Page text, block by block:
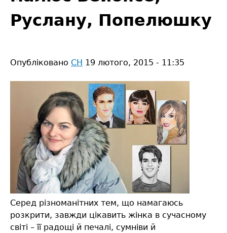
Руслану, Попелюшку
Опубліковано СН 19 лютого, 2015 - 11:35
Серед різноманітних тем, що намагаюсь
розкрити, завжди цікавить жінка в сучасному
світі – її радощі й печалі, сумніви й